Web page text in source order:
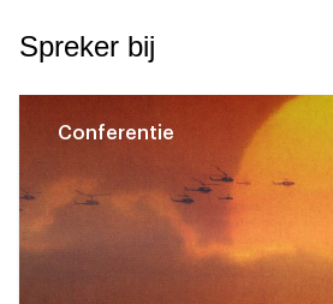
Spreker bij
Conferentie